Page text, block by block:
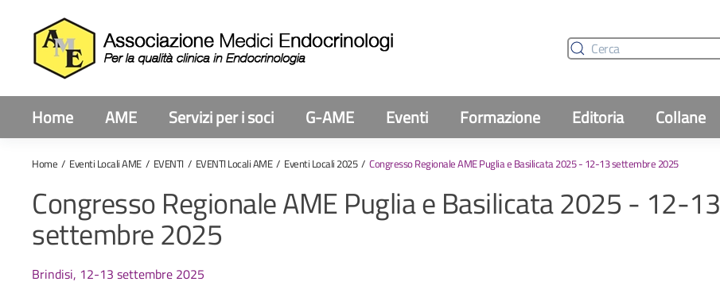
Home AME Servizi per i soci G-AME Eventi Formazione Editoria Collane
Home Eventi Locali AME EVENTI EVENTI Locali AME Eventi Locali 2025 Congresso Regionale AME Puglia e Basilicata 2025 - 12-13 settembre 2025
Congresso Regionale AME Puglia e Basilicata 2025 - 12-13
settembre 2025
Brindisi, 12-13 settembre 2025